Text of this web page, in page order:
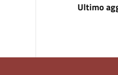
Ultimo